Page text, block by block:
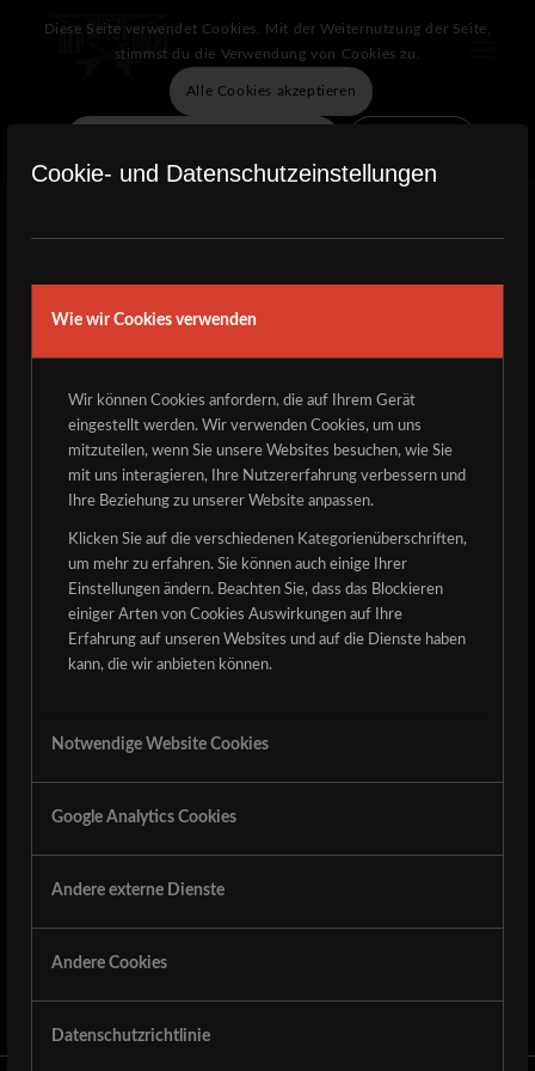
Cookie- und Datenschutzeinstellungen
Wie wir Cookies verwenden
Wir können Cookies anfordern, die auf Ihrem Gerät
eingestellt werden. Wir verwenden Cookies, um uns
mitzuteilen, wenn Sie unsere Websites besuchen, wie Sie
mit uns interagieren, Ihre Nutzererfahrung verbessern und
Ihre Beziehung zu unserer Website anpassen.
Klicken Sie auf die verschiedenen Kategorienüberschriften,
um mehr zu erfahren. Sie können auch einige Ihrer
Einstellungen ändern. Beachten Sie, dass das Blockieren
einiger Arten von Cookies Auswirkungen auf Ihre
Erfahrung auf unseren Websites und auf die Dienste haben
kann, die wir anbieten können.
Notwendige Website Cookies
Google Analytics Cookies
Andere externe Dienste
Andere Cookies
Datenschutzrichtlinie
KARTENVORVERKAUF
eröffnet. Also sichert euch jetzt eure Tickets!
Tickets sind nur über unsere Homepage erhältlich.
Weitere Infos unter „TICKETS“.
Tageskarte Freitag: 6€
Tageskarte Samstag: 18€
Kombiticket: 22€
Tageskarte Samstag und das Kombiticket sind im
Vorverkauf jeweils 2€ günstiger.
Park- und Campingticket sind im Preis enthalten.
Diese Seite verwendet Cookies. Mit der Weiternutzung der Seite,
stimmst du die Verwendung von Cookies zu.
Alle Cookies akzeptieren